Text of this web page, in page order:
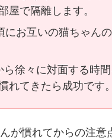
屋で隔離します。
にお互いの猫ちゃん
ら徐々に対面する時
れてきたら成功です。
が慣れてからの注意